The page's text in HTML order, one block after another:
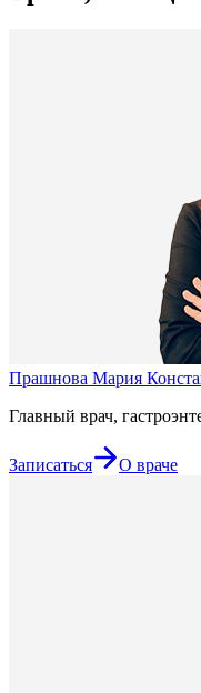
Прашнова Мария
Главный врач,
Записаться О враче